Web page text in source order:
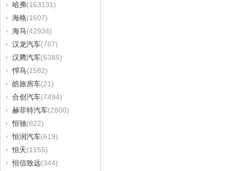
哈弗(163131)
海格(1607)
海马(42934)
汉龙汽车(767)
汉腾汽车(6385)
悍马(1582)
皓旅房车(21)
合创汽车(7494)
赫菲特汽车(2800)
恒驰(822)
恒润汽车(619)
恒天(1155)
恒信致远(344)